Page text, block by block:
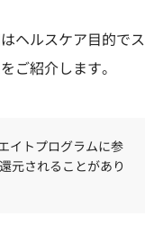
ヘルスケア目的でス
ご紹介します。
イトプログラムに参
元されることがあり